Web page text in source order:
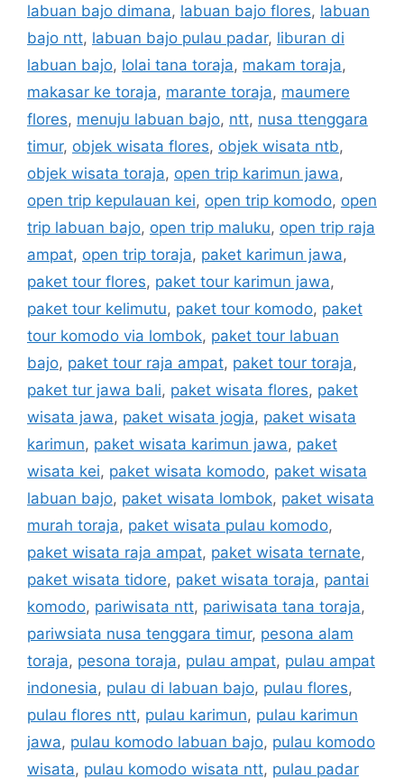
labuan bajo dimana, labuan bajo flores, labuan
bajo ntt, labuan bajo pulau padar, liburan di
labuan bajo, lolai tana toraja, makam toraja,
makasar ke toraja, marante toraja, maumere
flores, menuju labuan bajo, ntt, nusa ttenggara
timur, objek wisata flores, objek wisata ntb,
objek wisata toraja, open trip karimun jawa,
open trip kepulauan kei, open trip komodo, open
trip labuan bajo, open trip maluku, open trip raja
ampat, open trip toraja, paket karimun jawa,
paket tour flores, paket tour karimun jawa,
paket tour kelimutu, paket tour komodo, paket
tour komodo via lombok, paket tour labuan
bajo, paket tour raja ampat, paket tour toraja,
paket tur jawa bali, paket wisata flores, paket
wisata jawa, paket wisata jogja, paket wisata
karimun, paket wisata karimun jawa, paket
wisata kei, paket wisata komodo, paket wisata
labuan bajo, paket wisata lombok, paket wisata
murah toraja, paket wisata pulau komodo,
paket wisata raja ampat, paket wisata ternate,
paket wisata tidore, paket wisata toraja, pantai
komodo, pariwisata ntt, pariwisata tana toraja,
pariwsiata nusa tenggara timur, pesona alam
toraja, pesona toraja, pulau ampat, pulau ampat
indonesia, pulau di labuan bajo, pulau flores,
pulau flores ntt, pulau karimun, pulau karimun
jawa, pulau komodo labuan bajo, pulau komodo
wisata, pulau komodo wisata ntt, pulau padar